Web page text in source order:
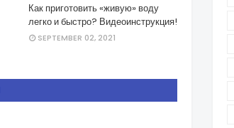
Как приготовить «живую» воду
легко и быстро? Видеоинструкция!
SEPTEMBER 02, 2021